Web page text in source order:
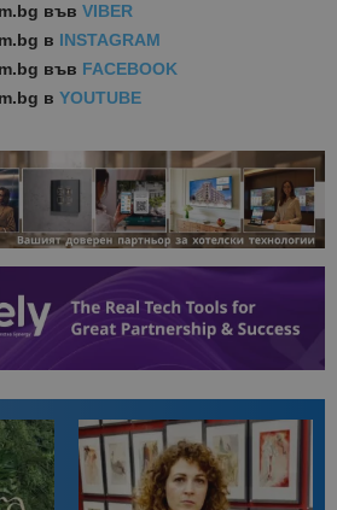
във VIBER
в INSTAGRAM
във FACEBOOK
в YOUTUBE